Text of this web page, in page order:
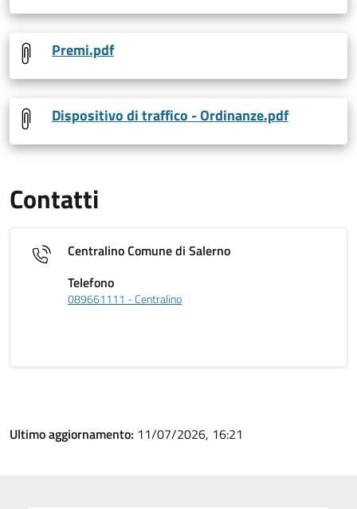
Premi.pdf
Dispositivo di traffico - Ordinanze.pdf
Contatti
Centralino Comune di Salerno
Telefono
089661111 - Centralino
Ultimo aggiornamento: 11/07/2026, 16:21